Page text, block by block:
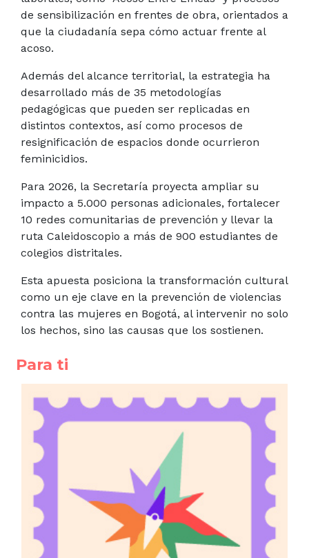
de sensibilización en frentes de obra, orientados a
que la ciudadanía sepa cómo actuar frente al
acoso.
Además del alcance territorial, la estrategia ha
desarrollado más de 35 metodologías
pedagógicas que pueden ser replicadas en
distintos contextos, así como procesos de
resignificación de espacios donde ocurrieron
feminicidios.
Para 2026, la Secretaría proyecta ampliar su
impacto a 5.000 personas adicionales, fortalecer
10 redes comunitarias de prevención y llevar la
ruta Caleidoscopio a más de 900 estudiantes de
colegios distritales.
Esta apuesta posiciona la transformación cultural
como un eje clave en la prevención de violencias
contra las mujeres en Bogotá, al intervenir no solo
los hechos, sino las causas que los sostienen.
Para ti